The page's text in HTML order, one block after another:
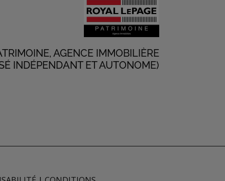
AGENCE IMMOBILIÈRE
INDÉPENDANT ET AUTONOME)